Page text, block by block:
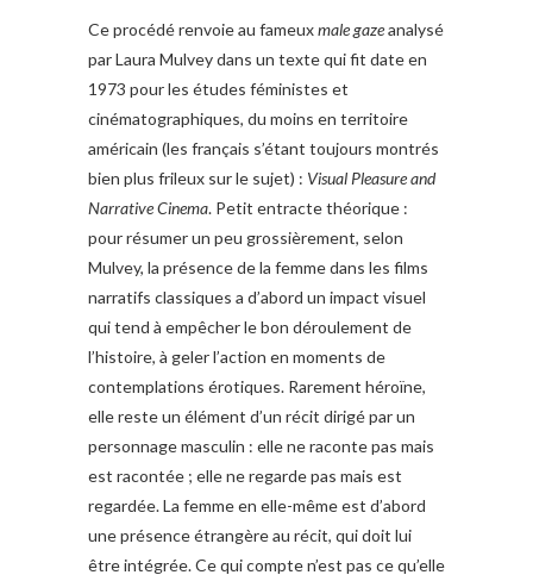
Ce procédé renvoie au fameuxmale gazeanalysé
par Laura Mulvey dans un texte qui fit date en
1973 pour les études féministes et
cinématographiques, du moins en territoire
américain (les français s’étant toujours montrés
bien plus frileux sur le sujet) : Visual Pleasure and
Narrative Cinema. Petit entracte théorique :
pour résumer un peu grossièrement, selon
Mulvey, la présence de la femme dans les films
narratifs classiques a d’abord un impact visuel
qui tend à empêcher le bon déroulement de
l’histoire, à geler l’action en moments de
contemplations érotiques. Rarement héroïne,
elle reste un élément d’un récit dirigé par un
personnage masculin : elle ne raconte pas mais
est racontée ; elle ne regarde pas mais est
regardée. La femme en elle-même est d’abord
une présence étrangère au récit, qui doit lui
être intégrée. Ce qui compte n’est pas ce qu’elle